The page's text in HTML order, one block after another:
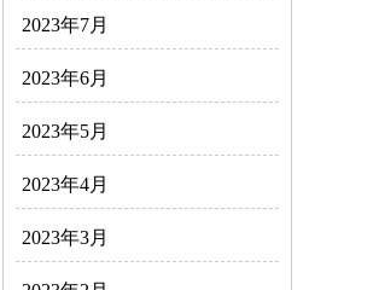
2023年7月
2023年6月
2023年5月
2023年4月
2023年3月